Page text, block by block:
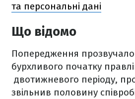
та персональні дані
Що відомо
Попередження прозвучало
бурхливого початку
двотижневого періоду,
звільнив половину